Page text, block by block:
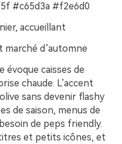
#c65d3a #f2e6d0
accueillant
d’automne
évoque caisses de
chaude. L’accent
sans devenir flashy
de saison, menus de
de peps friendly.
et petits icônes, et